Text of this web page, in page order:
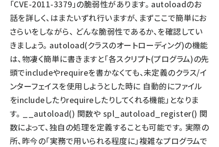
「CVE-2011-3379」の脆弱性があります。 autoloadのお
話を詳しく、はまたいずれ行いますが、まずここで簡単にお
さらいをしながら、 どんな脆弱性であるか、を確認してい
きましょう。 autoload(クラスのオートローディング)の機能
は、物凄く簡単に書きますと「各スクリプト(プログラム)の先
頭でincludeやrequireを書かなくても、未定義のクラス/イ
ンターフェイスを使用しようとした時に 自動的にファイル
をincludeしたりrequireしたりしてくれる機能」となりま
す。 __autoload() 関数や spl_autoload_register() 関
数によって、独自の処理を定義することも可能です。 実際の
所、昨今の「実務で用いられる程度に」複雑なプログラムで